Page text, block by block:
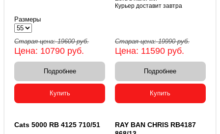
Размеры
Старая цена:19600руб.
Цена: 10790 руб.
Подробнее
Купить
Курьер доставит завтра
Старая цена:19990руб.
Цена: 11590 руб.
Подробнее
Купить
Cats 5000 RB 4125 710/51
RAY BAN CHRIS RB4187